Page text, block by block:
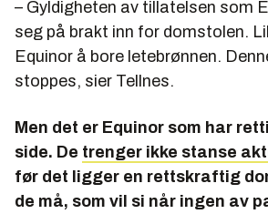
– Gyldigheten av tillatelsen som
seg på brakt inn for domstolen.
Equinor å bore letebrønnen.
stoppes, sier Tellnes.
Men det er Equinor som har
side. De trenger ikke stanse
før det ligger en rettskraftig
de må, som vil si når ingen av